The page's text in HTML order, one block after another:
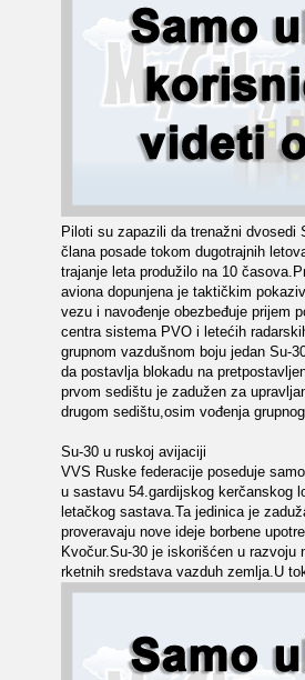
Piloti su zapazili da trenažni dvosedi
člana posade tokom dugotrajnih
trajanje leta produžilo na 10
aviona dopunjena je taktičkim
vezu i navođenje obezbeđuje prijem
centra sistema PVO i letećih
grupnom vazdušnom boju jedan Su-
da postavlja blokadu na
prvom sedištu je zadužen za
drugom sedištu,osim vođenja
Su-30 u ruskoj avijaciji
VVS Ruske federacije poseduje
u sastavu 54.gardijskog kerčanskog
letačkog sastava.Ta jedinica je
proveravaju nove ideje borbene
Kvočur.Su-30 je iskorišćen u
rketnih sredstava vazduh zemlja.U